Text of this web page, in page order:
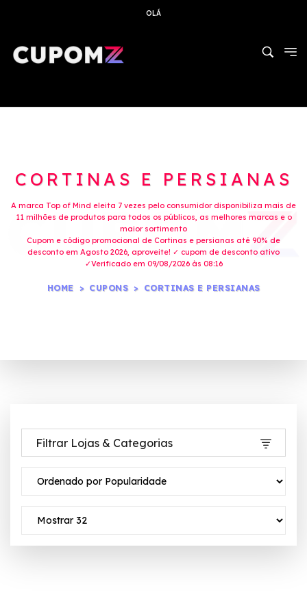
OLÁ
CORTINAS E PERSIANAS
A marca Top of Mind eleita 7 vezes pelo consumidor disponibiliza mais de
11 milhões de produtos para todos os públicos, as melhores marcas e o
maior sortimento
Cupom e código promocional de Cortinas e persianas até 90% de
desconto em Agosto 2026, aproveite! ✓ cupom de desconto ativo
✓Verificado em 09/08/2026 às 08:16
HOME CUPONS CORTINAS E PERSIANAS
Filtrar Lojas & Categorias